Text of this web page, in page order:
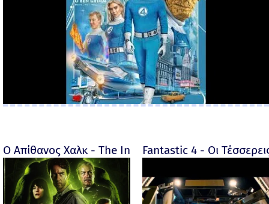
Ο Απίθανος Χαλκ - The Incredible Hulk - 2008
Fantastic 4 - Οι